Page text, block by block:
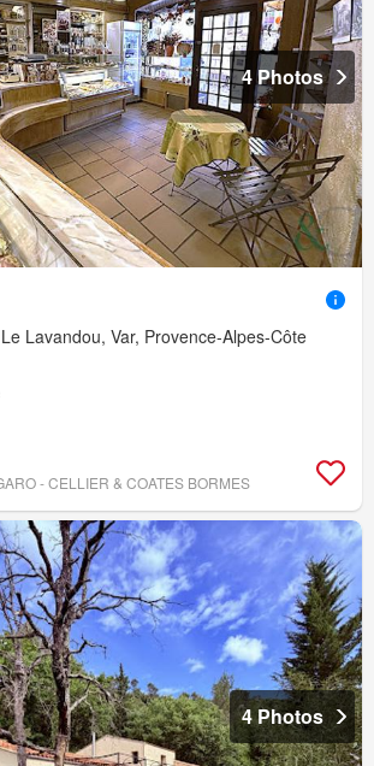
4 Photos
Lavandou, Var, Provence-Alpes-Côte
- CELLIER & COATES BORMES
4 Photos